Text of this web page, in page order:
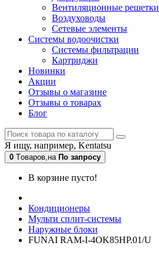
Вентиляционные решетки
Воздуховоды
Сетевые элементы
Системы водоочистки
Системы фильтрации
Картриджи
Новинки
Акции
Отзывы о магазине
Отзывы о товарах
Блог
Я ищу, например, Kentatsu
0 Tоваров,на По запросу
В корзине пусто!
Кондиционеры
Мульти сплит-системы
Наружные блоки
FUNAI RAM-I-4OK85HP.01/U